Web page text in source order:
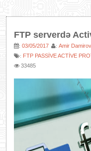
FTP serverdə
: 03/05/2017 : Amir Damirov
: FTP PASSİVE ACTİVE
33485